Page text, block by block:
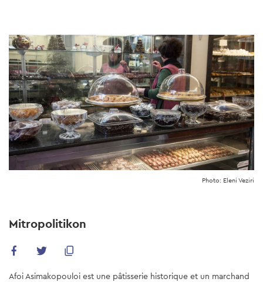
to
main
content
Photo: Eleni Veziri
Mitropolitikon
Afoi Asimakopouloi est une pâtisserie historique et un marchand